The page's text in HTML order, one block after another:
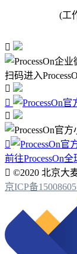
(工

扫码进入




前往ProcessOn
 ©2020 北京大
京ICP备